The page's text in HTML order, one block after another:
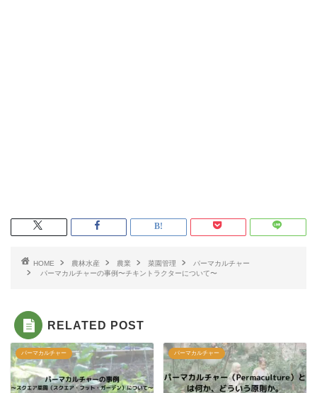
HOME 農林水産 農業 菜園管理
パーマカルチャー
パーマカルチャーの事例〜チキントラクターについて〜
RELATED POST
パーマカルチャー パーマカルチャー